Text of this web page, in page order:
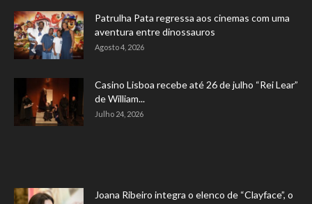
Patrulha Pata regressa aos cinemas com uma
aventura entre dinossauros
Agosto 4, 2026
Casino Lisboa recebe até 26 de julho “Rei Lear”
de William...
Julho 24, 2026
Joana Ribeiro integra o elenco de “Clayface”, o